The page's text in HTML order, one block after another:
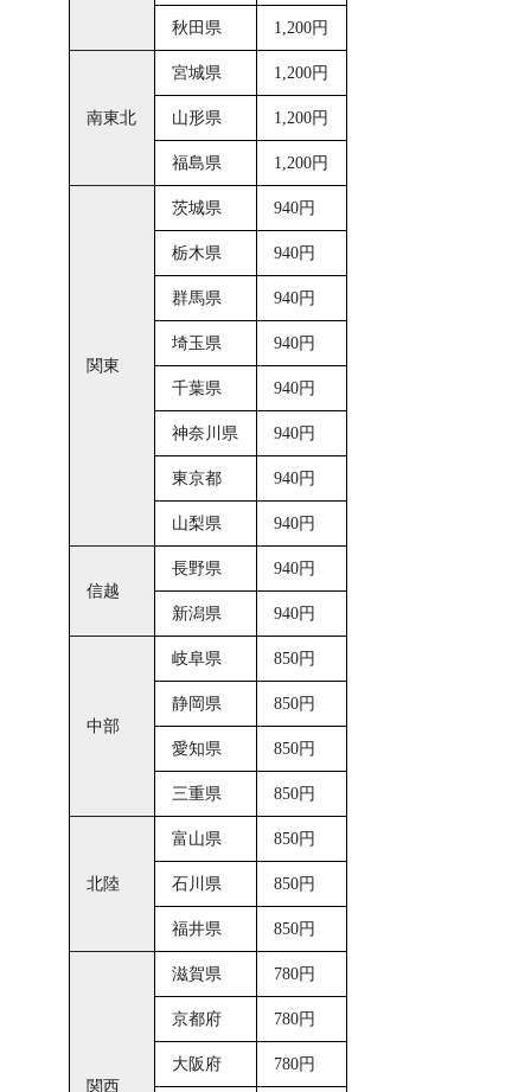
秋田県 1,200円
南東北
宮城県 1,200円
山形県 1,200円
福島県 1,200円
関東
茨城県 940円
栃木県 940円
群馬県 940円
埼玉県 940円
千葉県 940円
神奈川県 940円
東京都 940円
山梨県 940円
信越
長野県 940円
新潟県 940円
中部
岐阜県 850円
静岡県 850円
愛知県 850円
三重県 850円
北陸
富山県 850円
石川県 850円
福井県 850円
関西
滋賀県 780円
京都府 780円
大阪府 780円